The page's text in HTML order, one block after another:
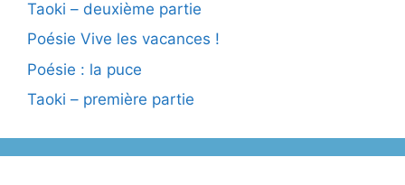
Taoki – deuxième partie
Poésie Vive les vacances !
Poésie : la puce
Taoki – première partie